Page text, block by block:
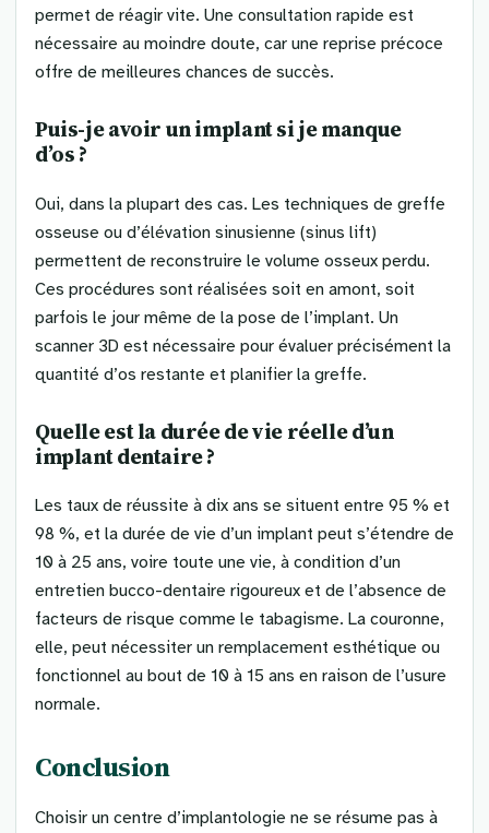
permet de réagir vite. Une consultation rapide est
nécessaire au moindre doute, car une reprise précoce
offre de meilleures chances de succès.
Puis-je avoir un implant si je manque
d’os ?
Oui, dans la plupart des cas. Les techniques de greffe
osseuse ou d’élévation sinusienne (sinus lift)
permettent de reconstruire le volume osseux perdu.
Ces procédures sont réalisées soit en amont, soit
parfois le jour même de la pose de l’implant. Un
scanner 3D est nécessaire pour évaluer précisément la
quantité d’os restante et planifier la greffe.
Quelle est la durée de vie réelle d’un
implant dentaire ?
Les taux de réussite à dix ans se situent entre 95 % et
98 %, et la durée de vie d’un implant peut s’étendre de
10 à 25 ans, voire toute une vie, à condition d’un
entretien bucco-dentaire rigoureux et de l’absence de
facteurs de risque comme le tabagisme. La couronne,
elle, peut nécessiter un remplacement esthétique ou
fonctionnel au bout de 10 à 15 ans en raison de l’usure
normale.
Conclusion
Choisir un centre d’implantologie ne se résume pas à